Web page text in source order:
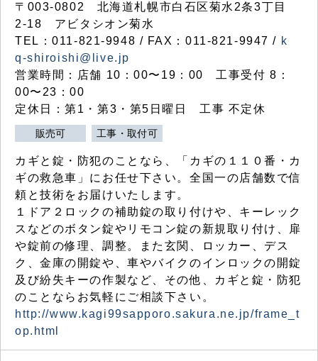
〒003-0802 北海道札幌市白石区菊水2条3丁目
2-18 アビタシオン菊水
TEL：011-821-9948 / FAX：011-821-9947 / k
q-shiroishi@live.jp
営業時間：店舗 10：00〜19：00 工事受付 8：
00〜23：00
定休日：第1・第3・第5日曜日 工事 不定休
販売可 工事・取付可
カギと錠・防犯のことなら、「カギの１１０番・カ
ギの救急車」にお任せ下さい。全国一の店舗数で信
頼と技術をお届けいたします。
１ドア２ロックの補助錠の取り付けや、キーレック
スなどのボタン錠やリモコン錠の新規取り付け、扉
や錠前の修理、調整。また玄関、ロッカー、デス
ク、金庫の開錠や、車やバイクのインロックの開錠
及び紛失キーの作製など、その他、カギと錠・防犯
のことならお気軽にご相談下さい。
http://www.kagi99sapporo.sakura.ne.jp/frame_t
op.html